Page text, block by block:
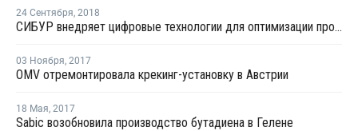
24 Сентября, 2018
СИБУР внедряет цифровые технологии для оптимизации производства
03 Ноября, 2017
OMV отремонтировала крекинг-установку в Австрии
18 Мая, 2017
Sabic возобновила производство бутадиена в Гелене